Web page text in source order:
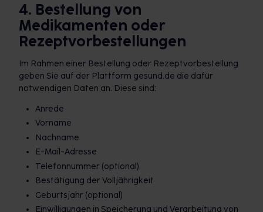
4. Bestellung von
Medikamenten oder
Rezeptvorbestellungen
Im Rahmen einer Bestellung oder Rezeptvorbestellung
geben Sie auf der Plattform gesund.de die dafür
notwendigen Daten an. Diese sind:
Anrede
Vorname
Nachname
E-Mail-Adresse
Telefonnummer (optional)
Bestätigung der Volljährigkeit
Geburtsjahr (optional)
Einwilligungen in Speicherung und Verarbeitung von